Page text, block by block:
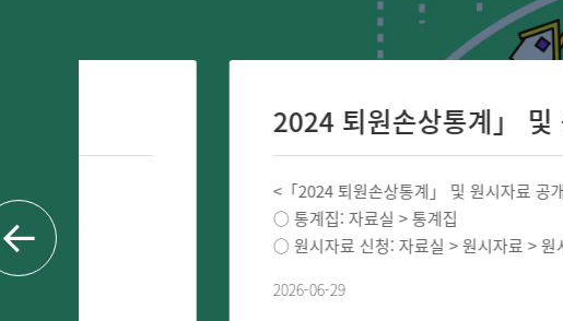
2024 퇴원손상통계」 및 원시자료
<「2024 퇴원손상통계」 및 원시자료 공개 알림 >
○ 통계집: 자료실 > 통계집
○ 원시자료 신청: 자료실 > 원시자료 > 원시자료신청...